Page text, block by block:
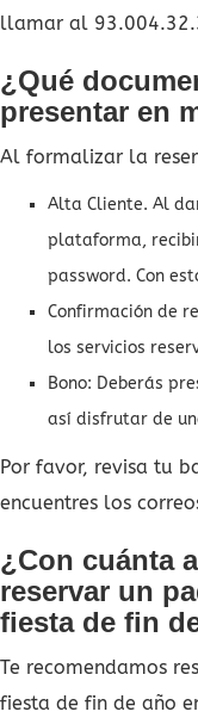
llamar al
¿Qué
presentar en
Al formalizar la
Alta Cliente. Al
plataforma,
password. Con
Confirmación de
los servicios
Bono: Deberás
así disfrutar de
Por favor, revisa tu
encuentres los
¿Con cuánta
reservar un
fiesta de fin
Te recomendamos
fiesta de fin de año